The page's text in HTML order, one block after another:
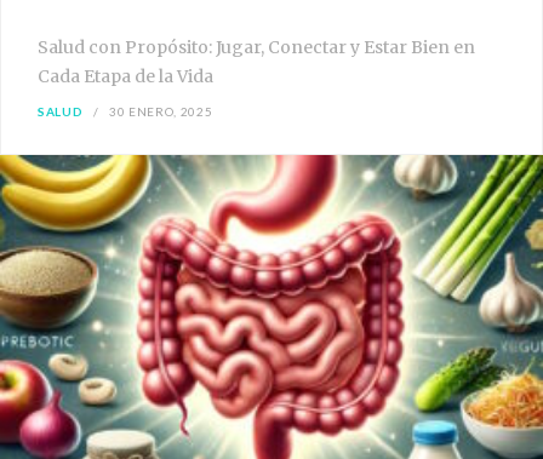
Salud con Propósito: Jugar, Conectar y Estar Bien en
Cada Etapa de la Vida
SALUD 30 ENERO, 2025